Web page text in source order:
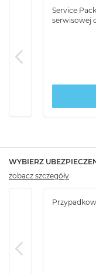
Service
serwisowej
WYBIERZ
zobacz szczegóły